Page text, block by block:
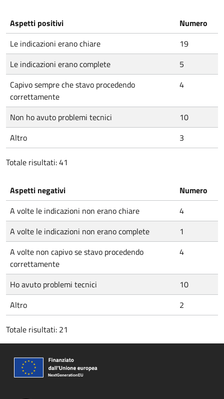
Aspetti positivi
Numero
Le indicazioni erano chiare
19
Le indicazioni erano complete
5
Capivo sempre che stavo procedendo
correttamente
4
Non ho avuto problemi tecnici
10
Altro
3
Totale risultati: 41
Aspetti negativi
Numero
A volte le indicazioni non erano chiare
4
A volte le indicazioni non erano complete
1
A volte non capivo se stavo procedendo
correttamente
4
Ho avuto problemi tecnici
10
Altro
2
Totale risultati: 21